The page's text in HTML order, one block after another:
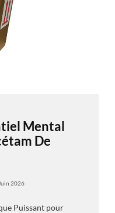
Mental
De
2026
Puissant pour